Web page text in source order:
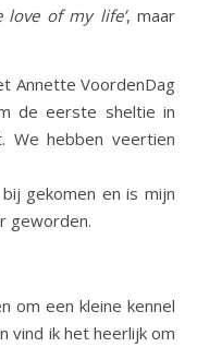
love of my life’, maar
Annette VoordenDag
de eerste sheltie in
We hebben veertien
gekomen en is mijn
geworden.
om een kleine kennel
vind ik het heerlijk om